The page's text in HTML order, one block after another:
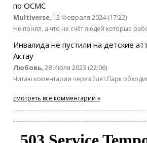
по ОСМС
Multiverse, 12 Февраля 2024 (17:22)
Не понял, а что не счёт людей которые
Инвалида не пустили на детские
Актау
Любовь, 28 Июля 2023 (22:06)
Читаю коментарии через 7лет.Парк
смотреть все комментарии »